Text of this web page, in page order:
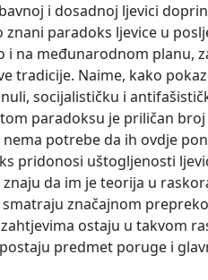
i dosadnoj ljevici
paradoks ljevice u
i na međunarodnom planu,
tradicije. Naime, kako
socijalističku i
paradoksu je priličan
potrebe da ih ovdje
pridonosi uštogljenosti
da im je teorija u
značajnom
ostaju u takvom
predmet poruge i